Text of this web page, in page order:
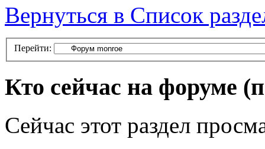
Вернуться в Список
Перейти:
Кто сейчас на форуме
Сейчас этот раздел